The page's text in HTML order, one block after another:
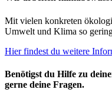
Mit vielen konkreten
Umwelt und Klima so
Hier findest du weitere
Benötigst du Hilfe zu
gerne deine Fragen.